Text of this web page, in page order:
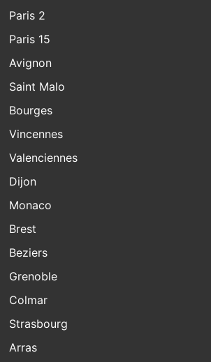
Paris 2
Paris 15
Avignon
Saint Malo
Bourges
Vincennes
Valenciennes
Dijon
Monaco
Brest
Beziers
Grenoble
Colmar
Strasbourg
Arras